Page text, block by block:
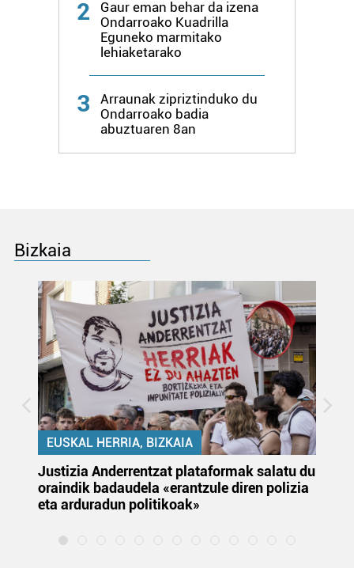
2
Gaur eman behar da izena
Ondarroako Kuadrilla
Eguneko marmitako
lehiaketarako
3
Arraunak zipriztinduko du
Ondarroako badia
abuztuaren 8an
Bizkaia
EUSKAL HERRIA, BIZKAIA
Justizia Anderrentzat plataformak salatu du
oraindik badaudela «erantzule diren polizia
eta arduradun politikoak»